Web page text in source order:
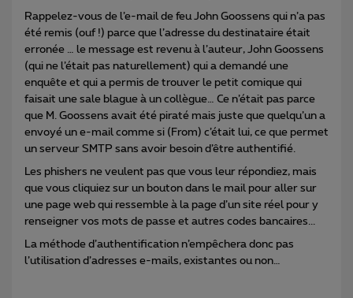
Rappelez-vous de l’e-mail de feu John Goossens qui n’a pas
été remis (ouf !) parce que l’adresse du destinataire était
erronée … le message est revenu à l’auteur, John Goossens
(qui ne l’était pas naturellement) qui a demandé une
enquête et qui a permis de trouver le petit comique qui
faisait une sale blague à un collègue… Ce n’était pas parce
que M. Goossens avait été piraté mais juste que quelqu’un a
envoyé un e-mail comme si (From) c’était lui, ce que permet
un serveur SMTP sans avoir besoin d’être authentifié.
Les phishers ne veulent pas que vous leur répondiez, mais
que vous cliquiez sur un bouton dans le mail pour aller sur
une page web qui ressemble à la page d’un site réel pour y
renseigner vos mots de passe et autres codes bancaires...
La méthode d’authentification n’empêchera donc pas
l’utilisation d’adresses e-mails, existantes ou non…